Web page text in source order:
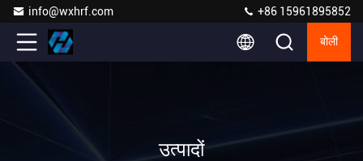
info@wxhrf.com +86 15961895852
बोली
उत्पादों